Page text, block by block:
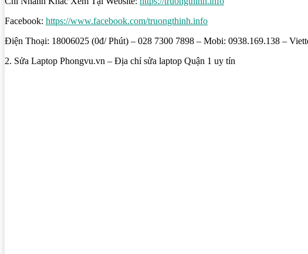
Facebook: https://www.facebook.com/truongthinh.info
Điện Thoại: 18006025 (0đ/ Phút) – 028 7300 7898 – Mobi: 0938.169.138 –
2. Sửa Laptop Phongvu.vn – Địa chỉ sửa laptop Quận 1 uy tín